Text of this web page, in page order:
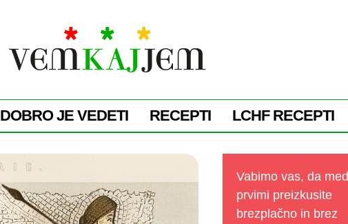
DOBRO JE VEDETI RECEPTI LCHF RECEPTI
Vabimo vas, da med
prvimi preizkusite
brezplačno in brez